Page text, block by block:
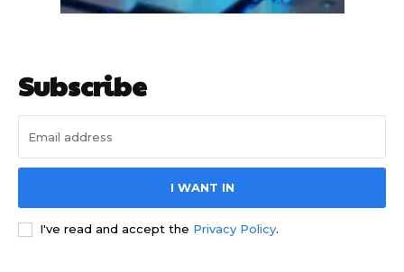
Subscribe
I WANT IN
I've read and accept the Privacy Policy.